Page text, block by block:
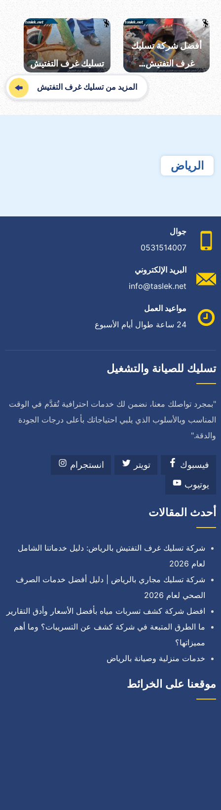
أفضل شركة تسليك
غرف التفتيش…
تسليك غرف التفتيش
المزيد من تسليك غرف التفتيش
الرياض
جوال
0531514007
البريد الإلكتروني
info@taslek.net
مواعيد العمل
24 ساعة طوال أيام الأسبوع
تسليك للصيانة والتشغيل
"بمجرد تواصلك معنا، نضمن لك خدمات احترافية تُقدَّم في الوقت
المناسب وبالأسلوب الذي يلبي احتياجاتك بأعلى درجات الجودة
والدقة."
فيسبوك تويتر
انستجرام
يوتيوب
أحدث المقالات
شركة تسليك غرف التفتيش بالرياض: دليل خدماتنا الشامل
لعام 2026
شركة تسليك مجاري بالرياض | دليل أفضل خدمات الصرف
الصحي لعام 2026
افضل شركة كشف تسربات مياه بأفضل الأسعار وأدق التقارير
ما الطرق المتبعة في شركة كشف عن التسريبات؟ وما أهم
مميزاتها؟
خدمات منزلية وصيانة بالرياض
موقعنا على الخرائط